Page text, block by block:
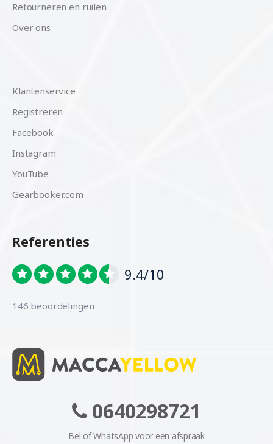
Retourneren en ruilen
Over ons
Klantenservice
Registreren
Facebook
Instagram
YouTube
Gearbooker.com
Referenties
9.4/10
146 beoordelingen
0640298721
Bel of WhatsApp voor een afspraak